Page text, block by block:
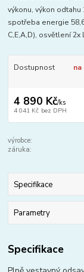
výkonu, výkon odtahu
spotřeba energie
C,E,A,D), osvětlení 2x
Dostupnost
4 890 Kč/ks
4 041 Kč bez DPH
výrobce:
záruka:
Specifikace
Parametry
Specifikace